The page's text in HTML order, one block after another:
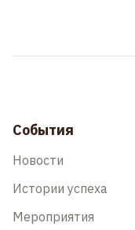
События
Новости
Истории успеха
Мероприятия